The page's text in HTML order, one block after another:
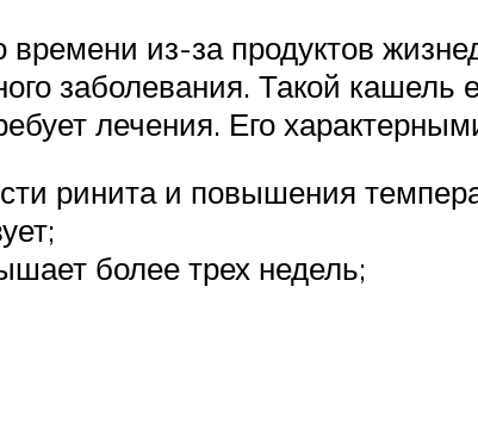
из-за продуктов
заболевания. Такой
лечения. Его
ринита и повышения
более трех недель;